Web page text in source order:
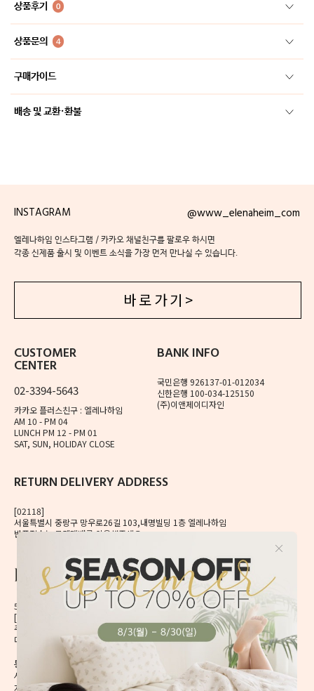
상품후기 0
상품문의 4
구매가이드
배송 및 교환·환불
INSTAGRAM @www_elenaheim_com
엘레나하임 인스타그램 / 카카오 채널친구를 팔로우 하시면
각종 신제품 출시 및 이벤트 소식을 가장 먼저 만나실 수 있습니다.
바 로 가 기 >
CUSTOMER
CENTER
02-3394-5643
카카오 플러스친구 : 엘레나하임
AM 10 - PM 04
LUNCH PM 12 - PM 01
SAT, SUN, HOLIDAY CLOSE
BANK INFO
국민은행 926137-01-012034
신한은행 100-034-125150
(주)이앤제이디자인
RETURN DELIVERY ADDRESS
[02118]
서울특별시 중랑구 망우로26길 103,내명빌딩 1층 엘레나하임
반품접수는 로젠택배를 이용해주세요.
56, Mangu-ro, Dongdaemun-gu, Seoul, Korea
[02496] 서울시 동대문구 망우로 56 이앤제이빌딩 6층
주식회사 이앤제이디자인
대표자 이재혁, 이예은
통신판매신고번호 2020-서울동대문-0224호
[CHECK]
사업자등록번호 413-86-01738